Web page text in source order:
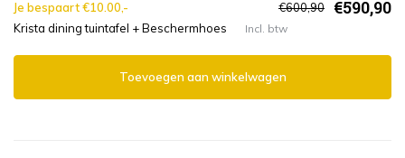
Je bespaart €10.00,- €600,90 €590,90
Krista dining tuintafel + Beschermhoes Incl. btw
Toevoegen aan winkelwagen